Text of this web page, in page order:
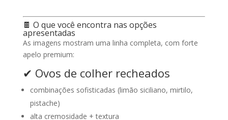
🍫 O que você encontra nas opções
apresentadas
As imagens mostram uma linha completa, com forte
apelo premium:
✔ Ovos de colher recheados
combinações sofisticadas (limão siciliano, mirtilo,
pistache)
alta cremosidade + textura